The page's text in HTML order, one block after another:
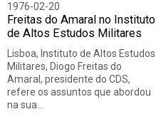
1976-02-20
Freitas do Amaral no Instituto
de Altos Estudos Militares
Lisboa, Instituto de Altos Estudos
Militares, Diogo Freitas do
Amaral, presidente do CDS,
refere os assuntos que abordou
na sua…